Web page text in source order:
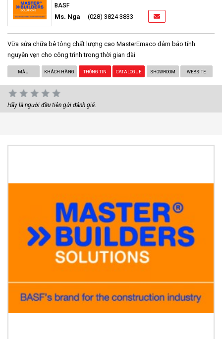
BASF
Ms. Nga (028) 3824 3833
Vữa sửa chữa bê tông chất lượng cao MasterEmaco đảm bảo tính
nguyên vẹn cho công trình trong thời gian dài
MẪU KHÁCH HÀNG THÔNG TIN CATALOGUE SHOWROOM WEBSITE
Hãy là người đầu tiên gửi đánh giá.